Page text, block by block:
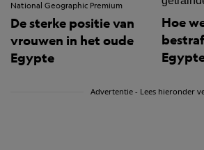
National Geographic Premium
De sterke positie van
vrouwen in het oude
Egypte
Hoe
Advertentie - Lees hieronder